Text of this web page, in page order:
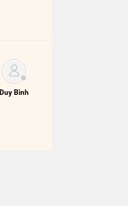
Duy Bình